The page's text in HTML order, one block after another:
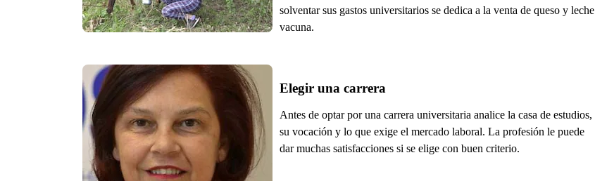
solventar sus gastos universitarios se dedica a la venta de queso y leche
vacuna.
Elegir una carrera
Antes de optar por una carrera universitaria analice la casa de estudios,
su vocación y lo que exige el mercado laboral. La profesión le puede
dar muchas satisfacciones si se elige con buen criterio.